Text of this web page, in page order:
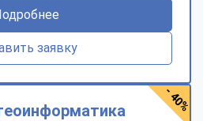
заявку
- 40%